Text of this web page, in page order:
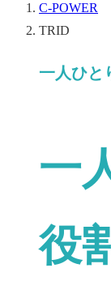
C-POWER
TRID
一人ひと
一
役